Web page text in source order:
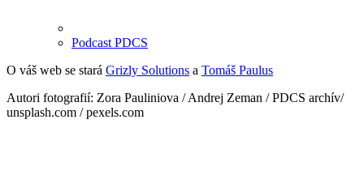
Podcast PDCS
O váš web se stará Grizly Solutions a Tomáš Paulus
Autori fotografií: Zora Pauliniova / Andrej Zeman / PDCS archív/
unsplash.com / pexels.com